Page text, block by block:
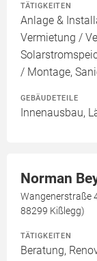
TÄTIGKEITEN
Anlage &
Vermietung /
/ Montage,
GEBÄUDETEILE
Innenausbau,
Norman
Wangenerstraße
88299 Kißlegg)
TÄTIGKEITEN
Beratung,